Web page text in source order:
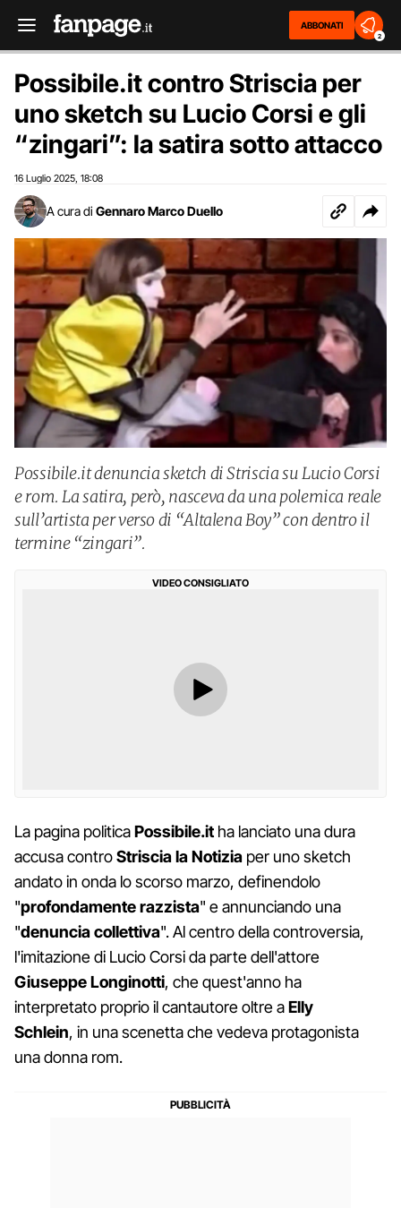
ABBONATI
2
Possibile.it contro Striscia per
uno sketch su Lucio Corsi e gli
“zingari”: la satira sotto attacco
16 Luglio 2025 18:08
A cura di Gennaro Marco Duello
Possibile.it denuncia sketch di Striscia su Lucio Corsi
e rom. La satira, però, nasceva da una polemica reale
sull’artista per verso di “Altalena Boy” con dentro il
termine “zingari”.
VIDEO CONSIGLIATO
La pagina politicaPossibile.it ha lanciato una dura
accusa controStriscia la Notizia per uno sketch
andato in onda lo scorso marzo, definendolo
"profondamenterazzista" e annunciando una
"denunciacollettiva". Al centro della controversia,
l'imitazione di Lucio Corsi da parte dell'attore
GiuseppeLonginotti, che quest'anno ha
interpretato proprio il cantautore oltre aElly
Schlein, in una scenetta che vedeva protagonista
una donna rom.